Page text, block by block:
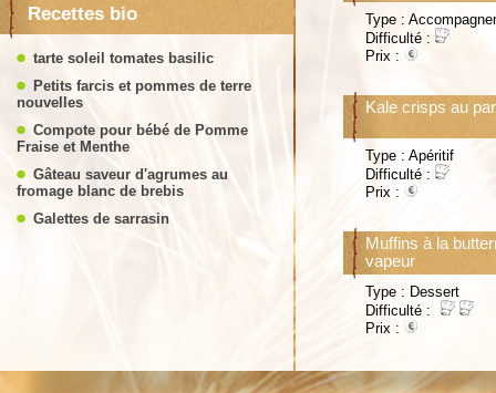
Recettes bio
tarte soleil tomates basilic
Petits farcis et pommes de terre
nouvelles
Compote pour bébé de Pomme
Fraise et Menthe
Gâteau saveur d'agrumes au
fromage blanc de brebis
Galettes de sarrasin
Type :
Difficulté :
Prix :
Kale crisps au
Type : Apéritif
Difficulté :
Prix :
Muffins à la
vapeur
Type : Dessert
Difficulté :
Prix :